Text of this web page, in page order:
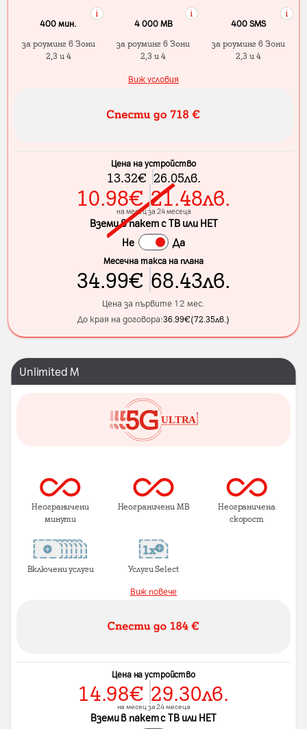
400 мин.
за роуминг в Зони
2,3 и 4
4 000 МB
за роуминг в Зони
2,3 и 4
400 SMS
за роуминг в Зони
2,3 и 4
Виж условия
Цена на устройство
13.32€ 26.05лв.
10.98€ 21.48лв.
на месец за 24 месеца
Вземи в пакет с ТВ или НЕТ
Не
Да
Месечна такса на плана
34.99€ 68.43лв.
Цена за първите 12 мес.
До края на договора:36.99€(72.35лв. )
Unlimited M
Неограничени
минути
Неограничени MB Неограничена
скорост
Включени услуги Услуги Select
Виж повече
Цена на устройство
14.98€ 29.30лв.
на месец за 24 месеца
Вземи в пакет с ТВ или НЕТ